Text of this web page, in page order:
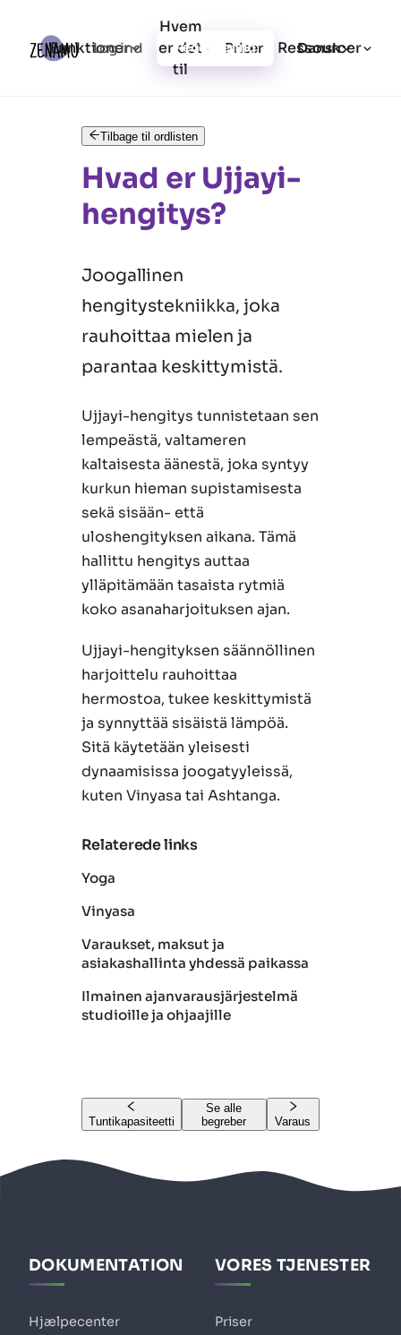
Funktioner
Hvem
er det
til
Priser Ressourcer
Log ind Registrering Dansk
Tilbage til ordlisten
Hvad er Ujjayi-
hengitys?
Joogallinen
hengitystekniikka, joka
rauhoittaa mielen ja
parantaa keskittymistä.
Ujjayi-hengitys tunnistetaan sen
lempeästä, valtameren
kaltaisesta äänestä, joka syntyy
kurkun hieman supistamisesta
sekä sisään- että
uloshengityksen aikana. Tämä
hallittu hengitys auttaa
ylläpitämään tasaista rytmiä
koko asanaharjoituksen ajan.
Ujjayi-hengityksen säännöllinen
harjoittelu rauhoittaa
hermostoa, tukee keskittymistä
ja synnyttää sisäistä lämpöä.
Sitä käytetään yleisesti
dynaamisissa joogatyyleissä,
kuten Vinyasa tai Ashtanga.
Relaterede links
Yoga
Vinyasa
Varaukset, maksut ja
asiakashallinta yhdessä paikassa
Ilmainen ajanvarausjärjestelmä
studioille ja ohjaajille
Tuntikapasiteetti
Se alle
begreber
Varaus
DOKUMENTATION
Hjælpecenter
VORES TJENESTER
Priser